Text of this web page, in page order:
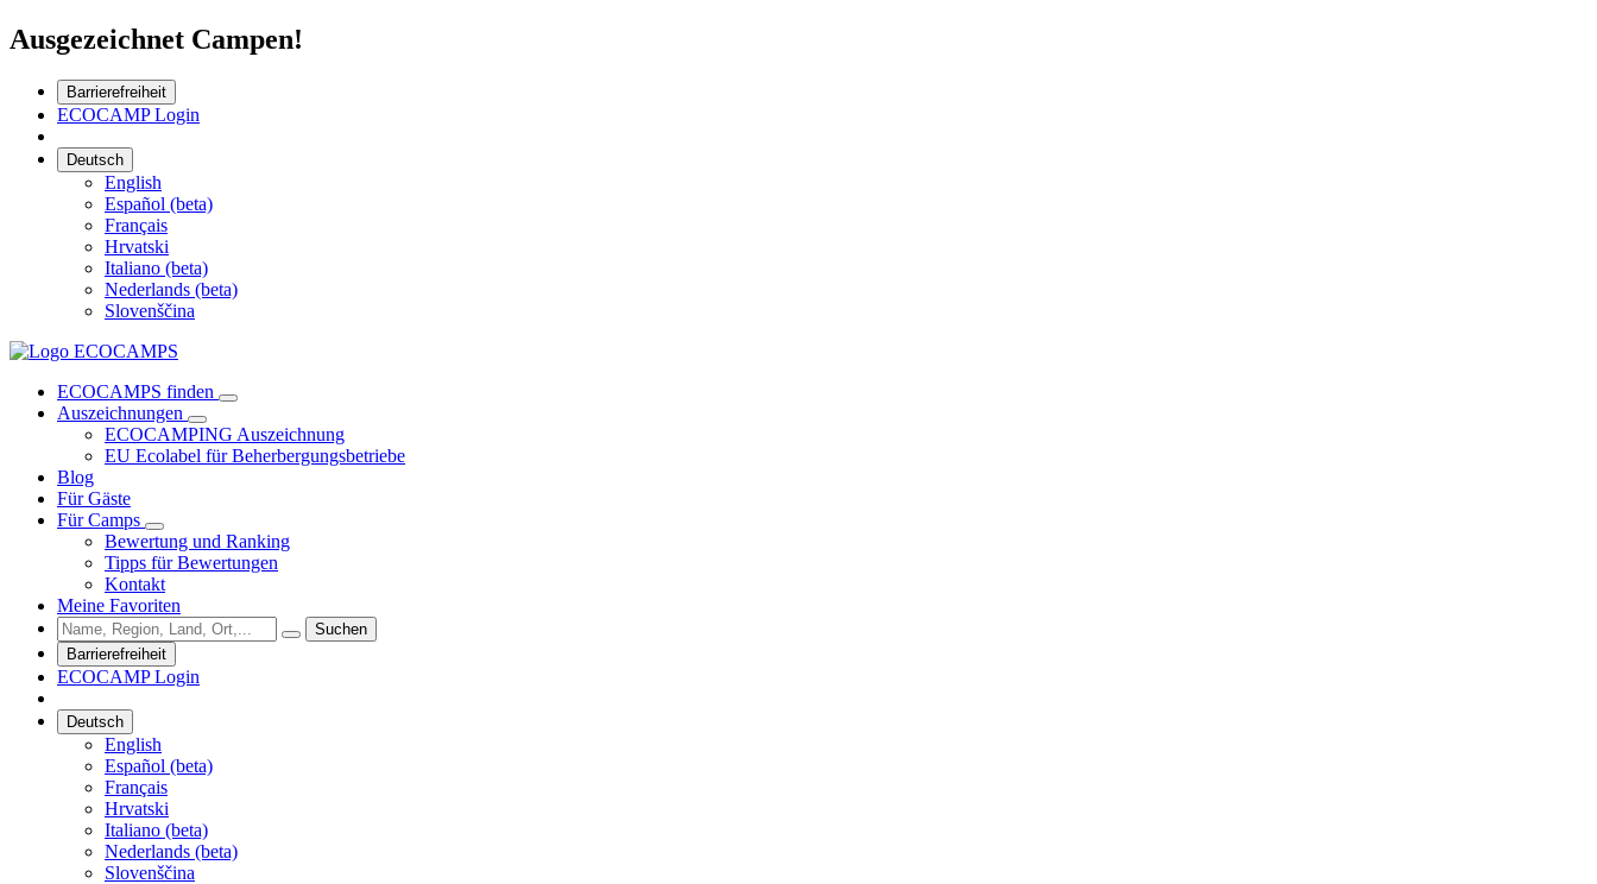
Ausgezeichnet Campen!
Barrierefreiheit
ECOCAMP Login
Deutsch
English
Español (beta)
Français
Hrvatski
Italiano (beta)
Nederlands (beta)
Slovenščina
ECOCAMPS finden
Auszeichnungen
ECOCAMPING Auszeichnung
EU Ecolabel für Beherbergungsbetriebe
Blog
Für Gäste
Für Camps
Bewertung und Ranking
Tipps für Bewertungen
Kontakt
Meine Favoriten
Suchen
Barrierefreiheit
ECOCAMP Login
Deutsch
English
Español (beta)
Français
Hrvatski
Italiano (beta)
Nederlands (beta)
Slovenščina